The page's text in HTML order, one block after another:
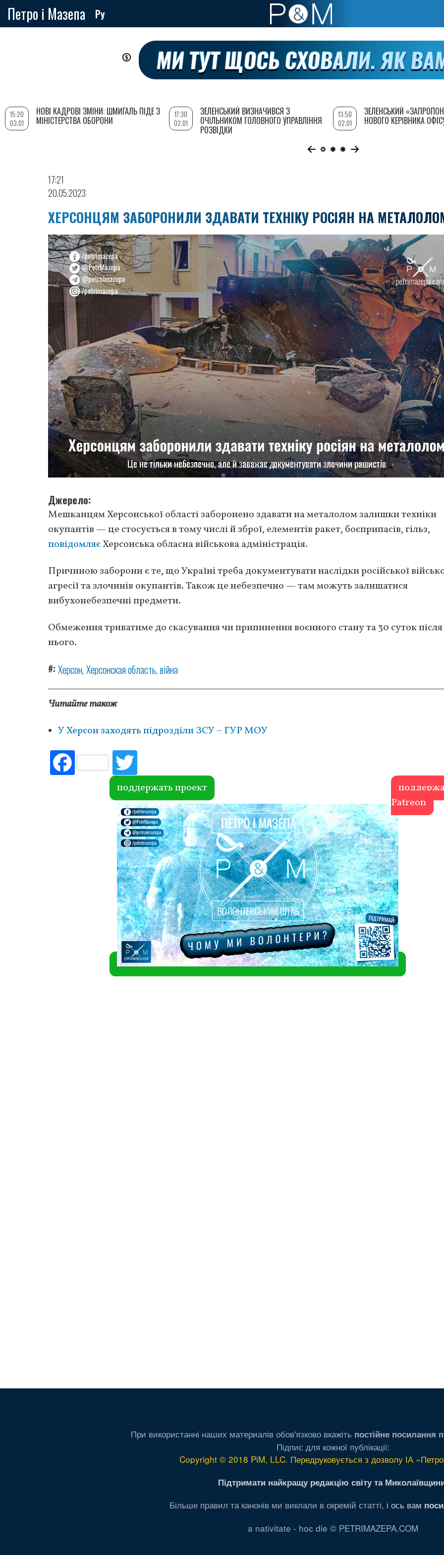
Петро і Мазепа Ру
17:21
20.05.2023
ХЕРСОНЦЯМ ЗАБОРОНИЛИ ЗДАВАТИ ТЕХНІКУ РОСІЯН НА
Джерело
Мешканцям Херсонської області заборонено здавати на металолом залишки техніки
окупантів — це стосується в тому числі й зброї, елементів ракет, боєприпасів, гільз,
повідомляєХерсонська обласна військова адміністрація.
Причиною заборони є те, що Україні треба документувати наслідки російської
агресії та злочинів окупантів. Також це небезпечно — там можуть залишатися
вибухонебезпечні предмети.
Обмеження триватиме до скасування чи припинення воєнного стану та 30 суток після
нього.
# Херсон Херсонская область війна
Читайте також
У Херсон заходять підрозділи ЗСУ – ГУР МОУ
Fac
ebo itte
r
поддержать проект
Patreon
15:20
03.01
НОВІ КАДРОВІ ЗМІНИ: ШМИГАЛЬ ПІДЕ З
МІНІСТЕРСТВА ОБОРОНИ
17:30
02.01
ЗЕЛЕНСЬКИЙ ВИЗНАЧИВСЯ З
ОЧІЛЬНИКОМ ГОЛОВНОГО УПРАВЛІННЯ
РОЗВІДКИ
13:50
02.01
ЗЕЛЕНСЬКИЙ
НОВОГО КЕРІВНИКА
При використанні наших материалів обов'язково вкажіть постійне посилання
Підпис для кожної публікації:
Copyright © 2018 PiM, LLC. Передруковується з дозволу ІА
Підтримати найкращу редакцію світу та
Більше правил та канонів ми виклали в окремій статті, і ось вам
a nativitate - hoc die © PETRIMAZEPA.COM